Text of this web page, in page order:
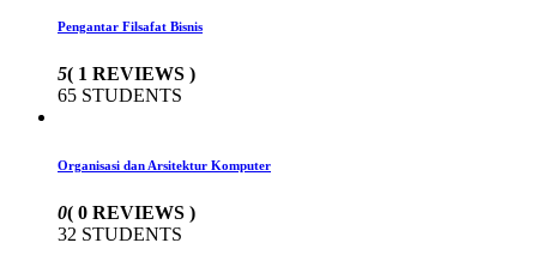
Pengantar Filsafat Bisnis
5( 1 REVIEWS )
65 STUDENTS
Organisasi dan Arsitektur Komputer
0( 0 REVIEWS )
32 STUDENTS